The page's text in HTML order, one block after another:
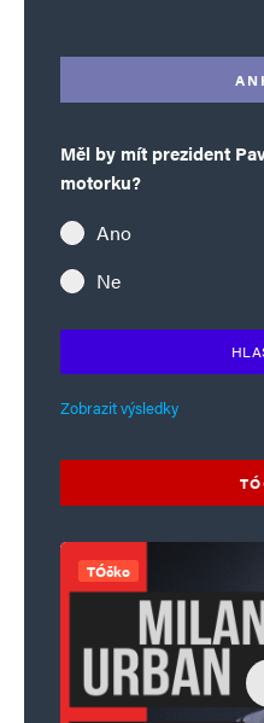
Měl by mít prezident
motorku?
Ano
Ne
Zobrazit výsledky
TÓčko